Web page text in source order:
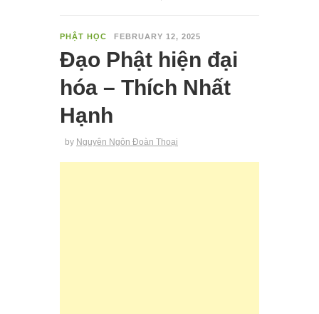
PHẬT HỌC FEBRUARY 12, 2025
Đạo Phật hiện đại
hóa – Thích Nhất
Hạnh
by Nguyên Ngôn Đoàn Thoại